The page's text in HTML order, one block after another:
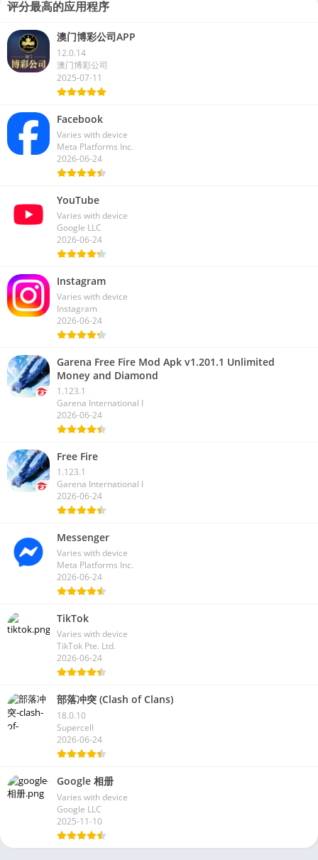
评分最高的应用程序
澳门博彩公司APP
12.0.14
澳门博彩公司
2025-07-11
Facebook
Varies with device
Meta Platforms Inc.
2026-06-24
YouTube
Varies with device
Google LLC
2026-06-24
Instagram
Varies with device
Instagram
2026-06-24
Garena Free Fire Mod Apk v1.201.1 Unlimited
Money and Diamond
1.123.1
Garena International I
2026-06-24
Free Fire
1.123.1
Garena International I
2026-06-24
Messenger
Varies with device
Meta Platforms Inc.
2026-06-24
TikTok
Varies with device
TikTok Pte. Ltd.
2026-06-24
部落冲突 (Clash of Clans)
18.0.10
Supercell
2026-06-24
Google 相册
Varies with device
Google LLC
2025-11-10